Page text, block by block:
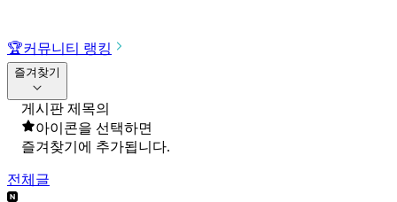
🏆커뮤니티 랭킹
즐겨찾기
게시판 제목의
아이콘을 선택하면
즐겨찾기에 추가됩니다.
전체글